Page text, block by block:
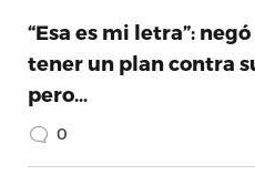
“Esa es mi letra”:
tener un plan contra
pero…
0